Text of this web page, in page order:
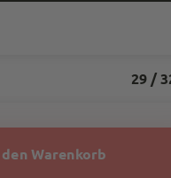
29 /
den Warenkorb